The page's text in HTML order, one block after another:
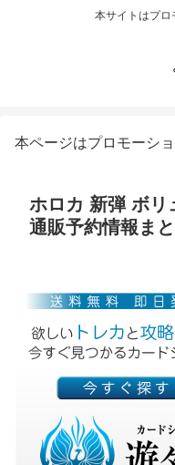
本サイトはプロ
本ページはプロモーシ
ホロカ 新弾 ボリ
通販予約情報ま